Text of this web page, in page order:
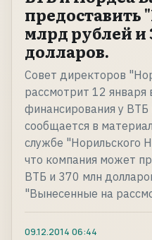
млрд рублей и
долларов.
Совет директоров
рассмотрит 12 января
финансирования у
сообщается в
службе "Норильского
что компания может
ВТБ и 370 млн
"Вынесенные на
09.12.2014 06:44